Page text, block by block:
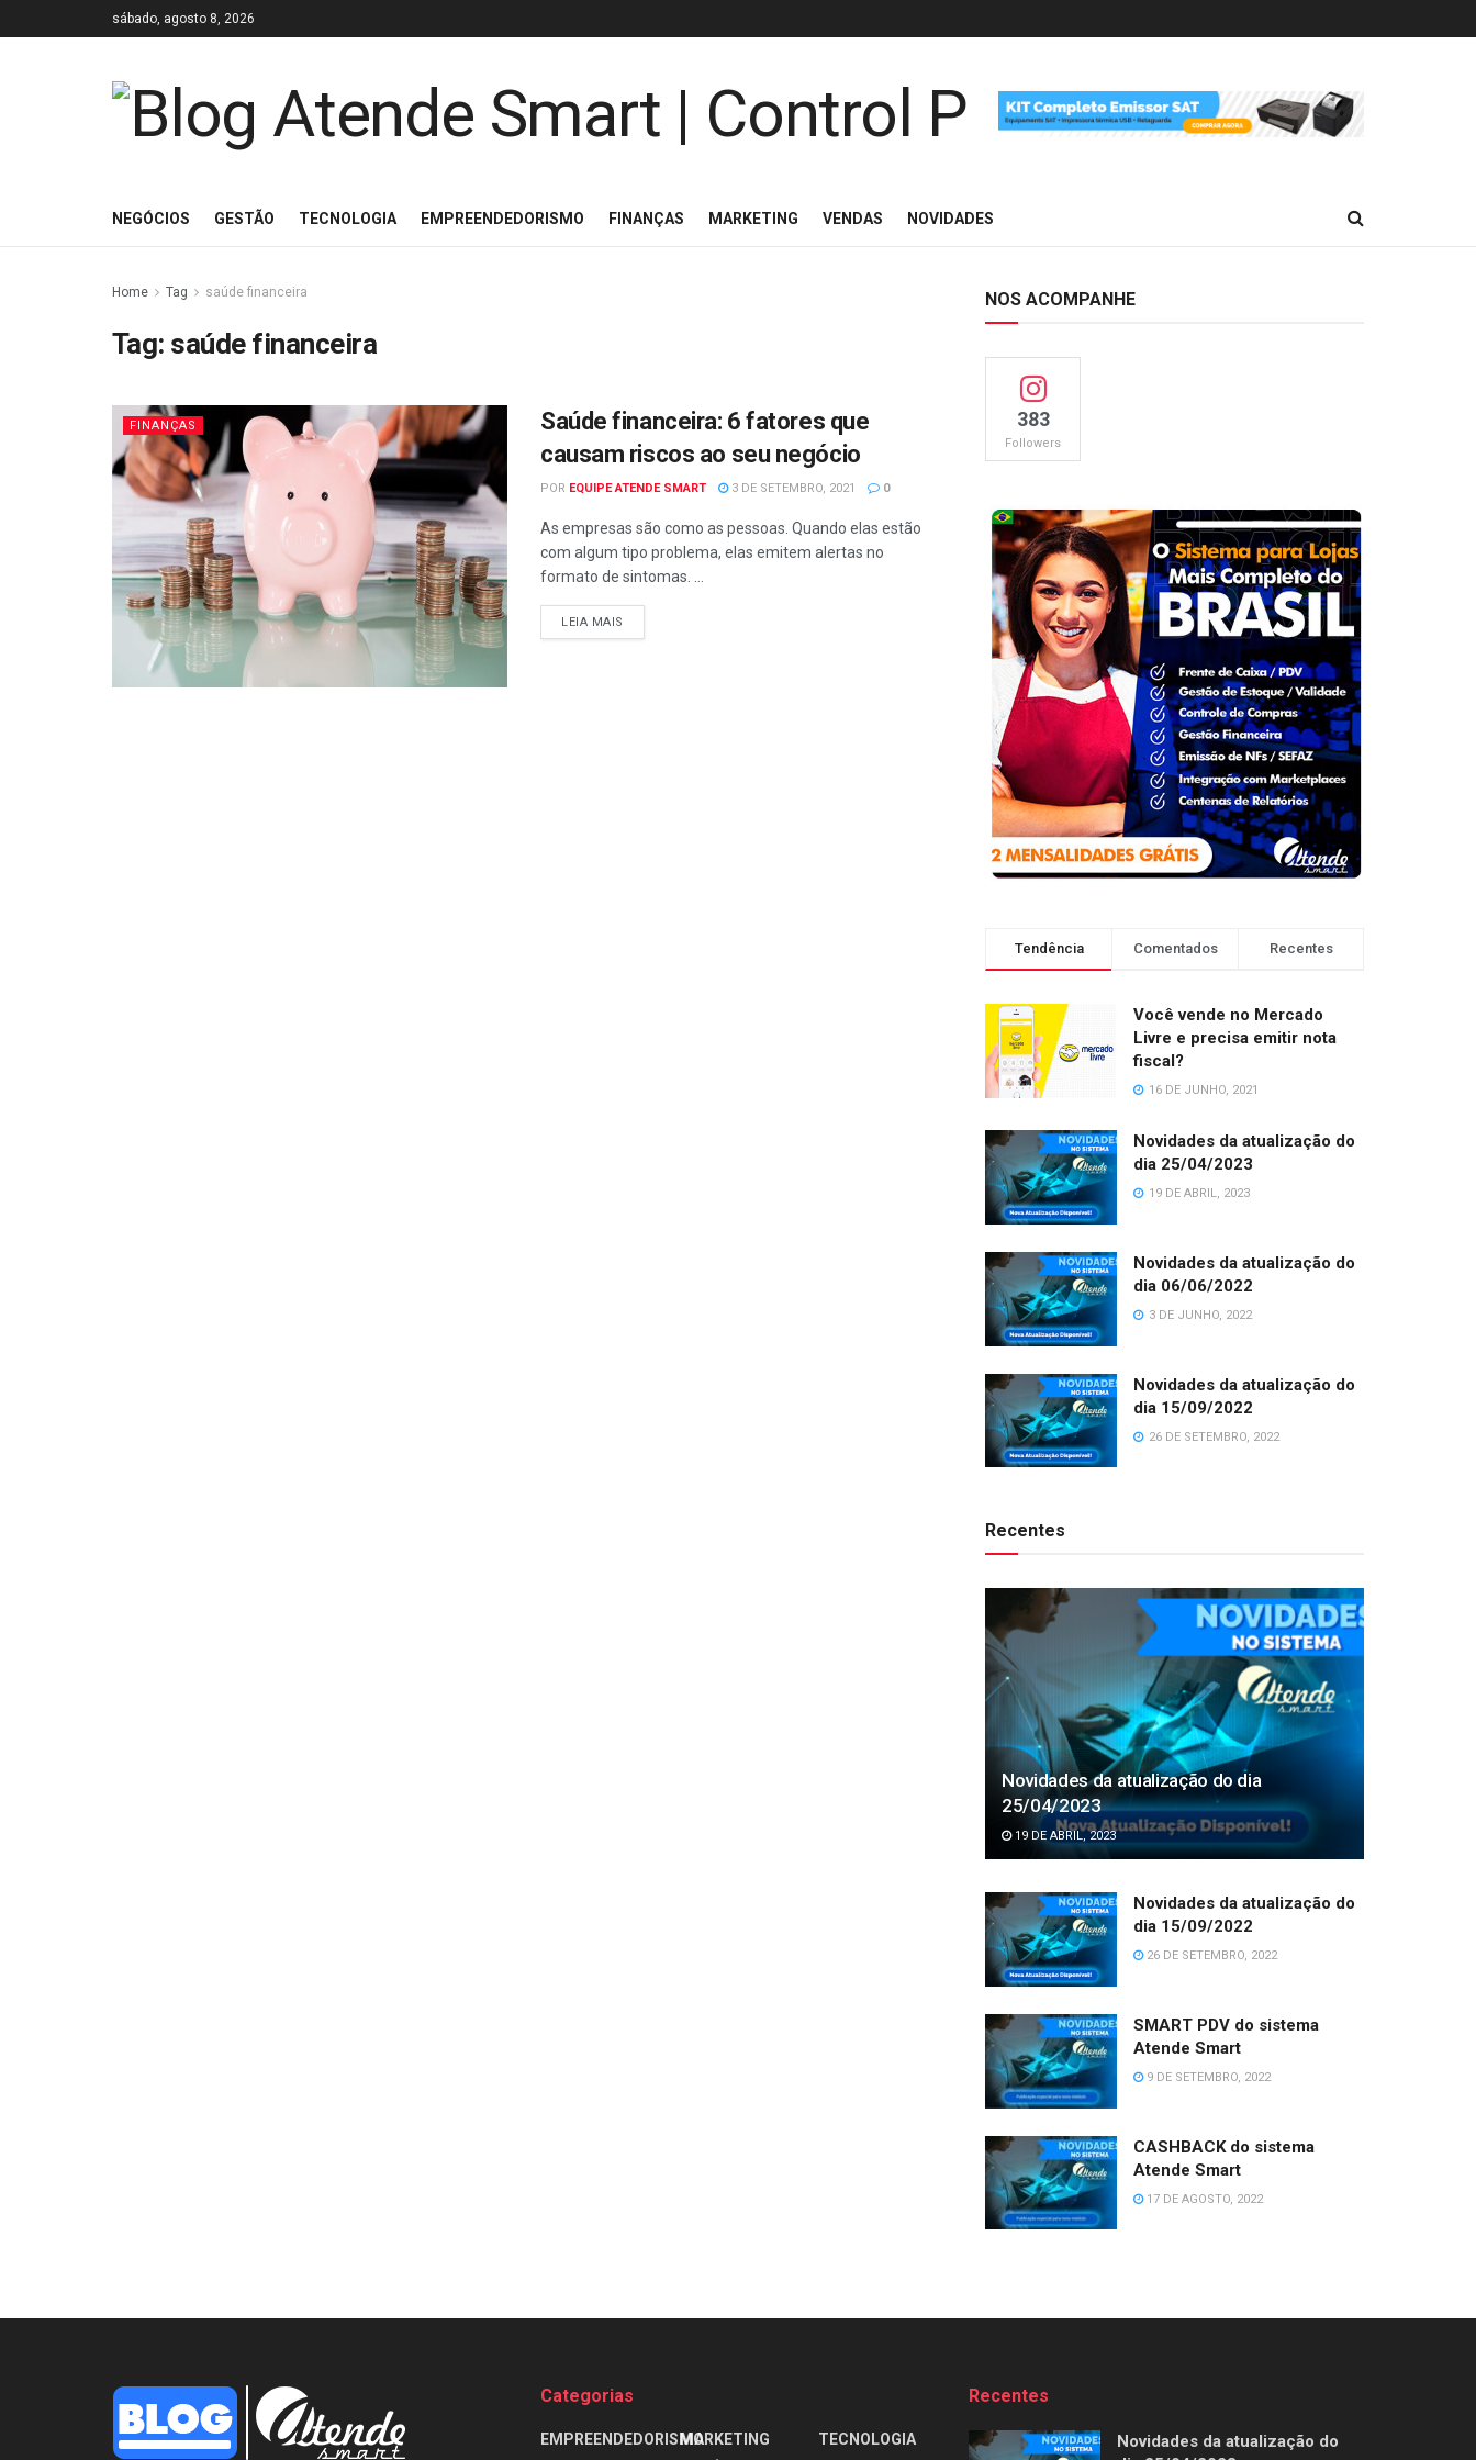
sábado, agosto 8, 2026
NEGÓCIOS GESTÃO TECNOLOGIA EMPREENDEDORISMO FINANÇAS MARKETING VENDAS NOVIDADES
Home Tag saúde financeira
Tag: saúde financeira
FINANÇAS
Saúde financeira: 6 fatores que
causam riscos ao seu negócio
POR EQUIPE ATENDE SMART 3 DE SETEMBRO, 2021 0
As empresas são como as pessoas. Quando elas estão
com algum tipo problema, elas emitem alertas no
formato de sintomas. ...
LEIA MAIS
NOS ACOMPANHE
383
Followers
Tendência Comentados Recentes
Você vende no Mercado
Livre e precisa emitir nota
fiscal?
16 DE JUNHO, 2021
Novidades da atualização do
dia 25/04/2023
19 DE ABRIL, 2023
Novidades da atualização do
dia 06/06/2022
3 DE JUNHO, 2022
Novidades da atualização do
dia 15/09/2022
26 DE SETEMBRO, 2022
Recentes
Novidades da atualização do dia
25/04/2023
19 DE ABRIL, 2023
Novidades da atualização do
dia 15/09/2022
26 DE SETEMBRO, 2022
SMART PDV do sistema
Atende Smart
9 DE SETEMBRO, 2022
CASHBACK do sistema
Atende Smart
17 DE AGOSTO, 2022
Categorias
EMPREENDEDORISMOMARKETING
TECNOLOGIA
Recentes
Novidades da atualização do